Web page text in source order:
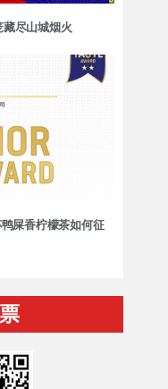
尽山城烟火
屎香柠檬茶如何征